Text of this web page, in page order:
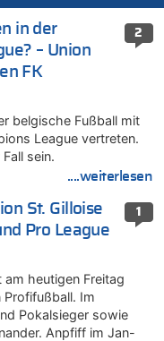
2
in der
– Union
FK
belgische Fußball mit
League vertreten.
sein.
....weiterlesen
1
St. Gilloise
Pro League
heutigen Freitag
Profifußball. Im
Pokalsieger sowie
Anpfiff im Jan-